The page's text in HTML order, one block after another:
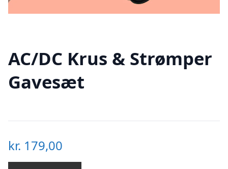
AC/DC Krus & Strømper
Gavesæt
kr. 179,00